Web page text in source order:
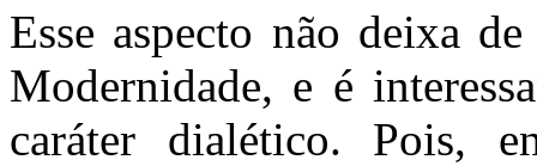
Esse aspecto não deixa
Modernidade, e é
caráter dialético. Pois,